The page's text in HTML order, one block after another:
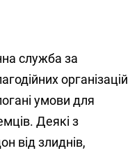
служба за
організацій
умови для
Деякі з
від злиднів,